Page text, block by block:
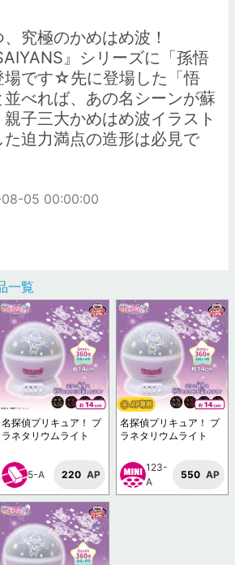
究極のかめはめ波！
』シリーズに「孫悟
場です☆先に登場した「悟
べれば、あの名シーンが蘇
子三大かめはめ波イラスト
迫力満点の造形は必見で
05 00:00:00
一覧
名探偵プリキュア！ プ
ラネタリウムライト
5-A 220 AP
名探偵プリキュア！ プ
ラネタリウムライト
123-
A
550 AP